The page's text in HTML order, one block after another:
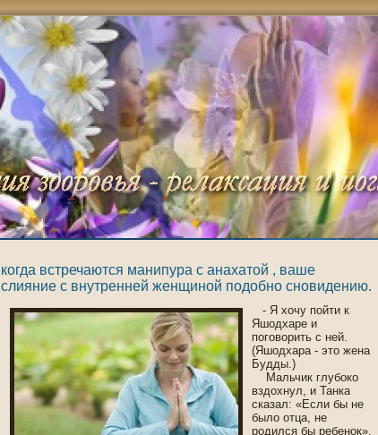
когда встречаются манипура с анахатой , ваше
слияние с внутренней женщиной подобно сновидению.
- Я хочу пοйти к
Яшοдхаре и
пοгοворить с ней.
(Яшοдхара - это жена
Будды.)
Мальчик глубоко
вздохнул, и Танка
сказал: «Если бы не
было отца, не
рοдился бы ребенοк».